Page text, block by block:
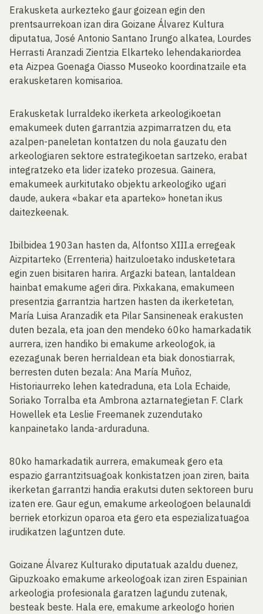
Erakusketa aurkezteko gaur goizean egin den
prentsaurrekoan izan dira Goizane Álvarez Kultura
diputatua, José Antonio Santano Irungo alkatea, Lourdes
Herrasti Aranzadi Zientzia Elkarteko lehendakariordea
eta Aizpea Goenaga Oiasso Museoko koordinatzaile eta
erakusketaren komisarioa.
Erakusketak lurraldeko ikerketa arkeologikoetan
emakumeek duten garrantzia azpimarratzen du, eta
azalpen-paneletan kontatzen du nola gauzatu den
arkeologiaren sektore estrategikoetan sartzeko, erabat
integratzeko eta lider izateko prozesua. Gainera,
emakumeek aurkitutako objektu arkeologiko ugari
daude, aukera «bakar eta aparteko» honetan ikus
daitezkeenak.
Ibilbidea 1903an hasten da, Alfontso XIII.a erregeak
Aizpitarteko (Errenteria) haitzuloetako indusketetara
egin zuen bisitaren harira. Argazki batean, lantaldean
hainbat emakume ageri dira. Pixkakana, emakumeen
presentzia garrantzia hartzen hasten da ikerketetan,
María Luisa Aranzadik eta Pilar Sansineneak erakusten
duten bezala, eta joan den mendeko 60ko hamarkadatik
aurrera, izen handiko bi emakume arkeologok, ia
ezezagunak beren herrialdean eta biak donostiarrak,
berresten duten bezala: Ana María Muñoz,
Historiaurreko lehen katedraduna, eta Lola Echaide,
Soriako Torralba eta Ambrona aztarnategietan F. Clark
Howellek eta Leslie Freemanek zuzendutako
kanpainetako landa-arduraduna.
80ko hamarkadatik aurrera, emakumeak gero eta
espazio garrantzitsuagoak konkistatzen joan ziren, baita
ikerketan garrantzi handia erakutsi duten sektoreen buru
izaten ere. Gaur egun, emakume arkeologoen belaunaldi
berriek etorkizun oparoa eta gero eta espezializatuagoa
irudikatzen laguntzen dute.
Goizane Álvarez Kulturako diputatuak azaldu duenez,
Gipuzkoako emakume arkeologoak izan ziren Espainian
arkeologia profesionala garatzen lagundu zutenak,
besteak beste. Hala ere, emakume arkeologo horien